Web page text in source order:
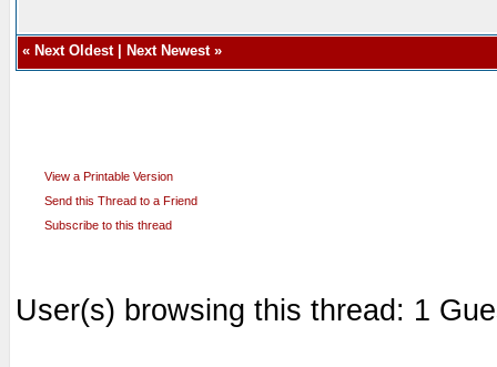
« Next Oldest Next Newest »
View a Printable Version
Send this Thread to a Friend
Subscribe to this thread
User(s) browsing this thread: 1